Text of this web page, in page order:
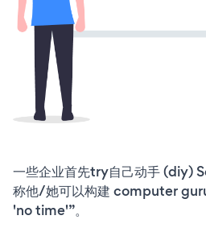
一些企业首先try自己动手 (diy)
称他/她可以构建 computer
'no time'”。